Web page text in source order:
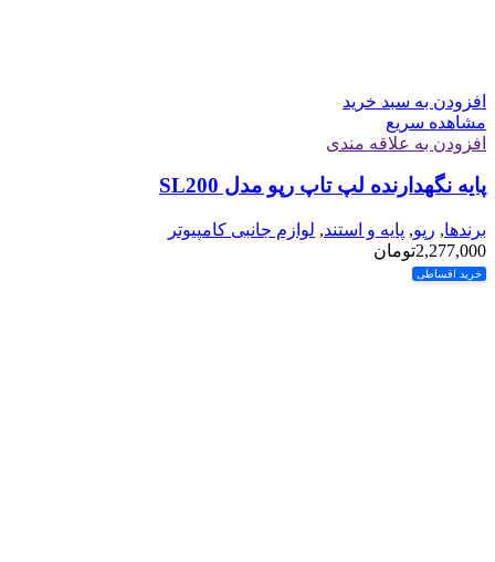
افزودن به سبد خرید
مشاهده سریع
افزودن به علاقه مندی
پایه نگهدارنده لپ تاپ رپو مدل SL200
برندها, رپو, پایه و استند, لوازم جانبی کامپیوتر
2,277,000تومان
خرید اقساطی